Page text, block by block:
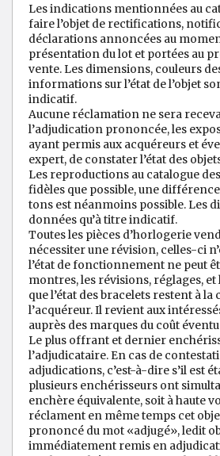
Les indications mentionnées au
faire l’objet de rectifications,
déclarations annoncées au
présentation du lot et portées au
vente. Les dimensions, couleurs
informations sur l’état de l’objet
indicatif.
Aucune réclamation ne sera
l’adjudication prononcée, les
ayant permis aux acquéreurs et
expert, de constater l’état des
Les reproductions au catalogue
fidèles que possible, une
tons est néanmoins possible. Les
données qu’à titre indicatif.
Toutes les pièces d’horlogerie
nécessiter une révision, celles-ci
l’état de fonctionnement ne peut
montres, les révisions, réglages, et
que l’état des bracelets restent à la
l’acquéreur. Il revient aux
auprès des marques du coût
Le plus offrant et dernier
l’adjudicataire. En cas de
adjudications, c’est-à-dire s’il est
plusieurs enchérisseurs ont
enchère équivalente, soit à haute
réclament en même temps cet
prononcé du mot «adjugé», ledit
immédiatement remis en